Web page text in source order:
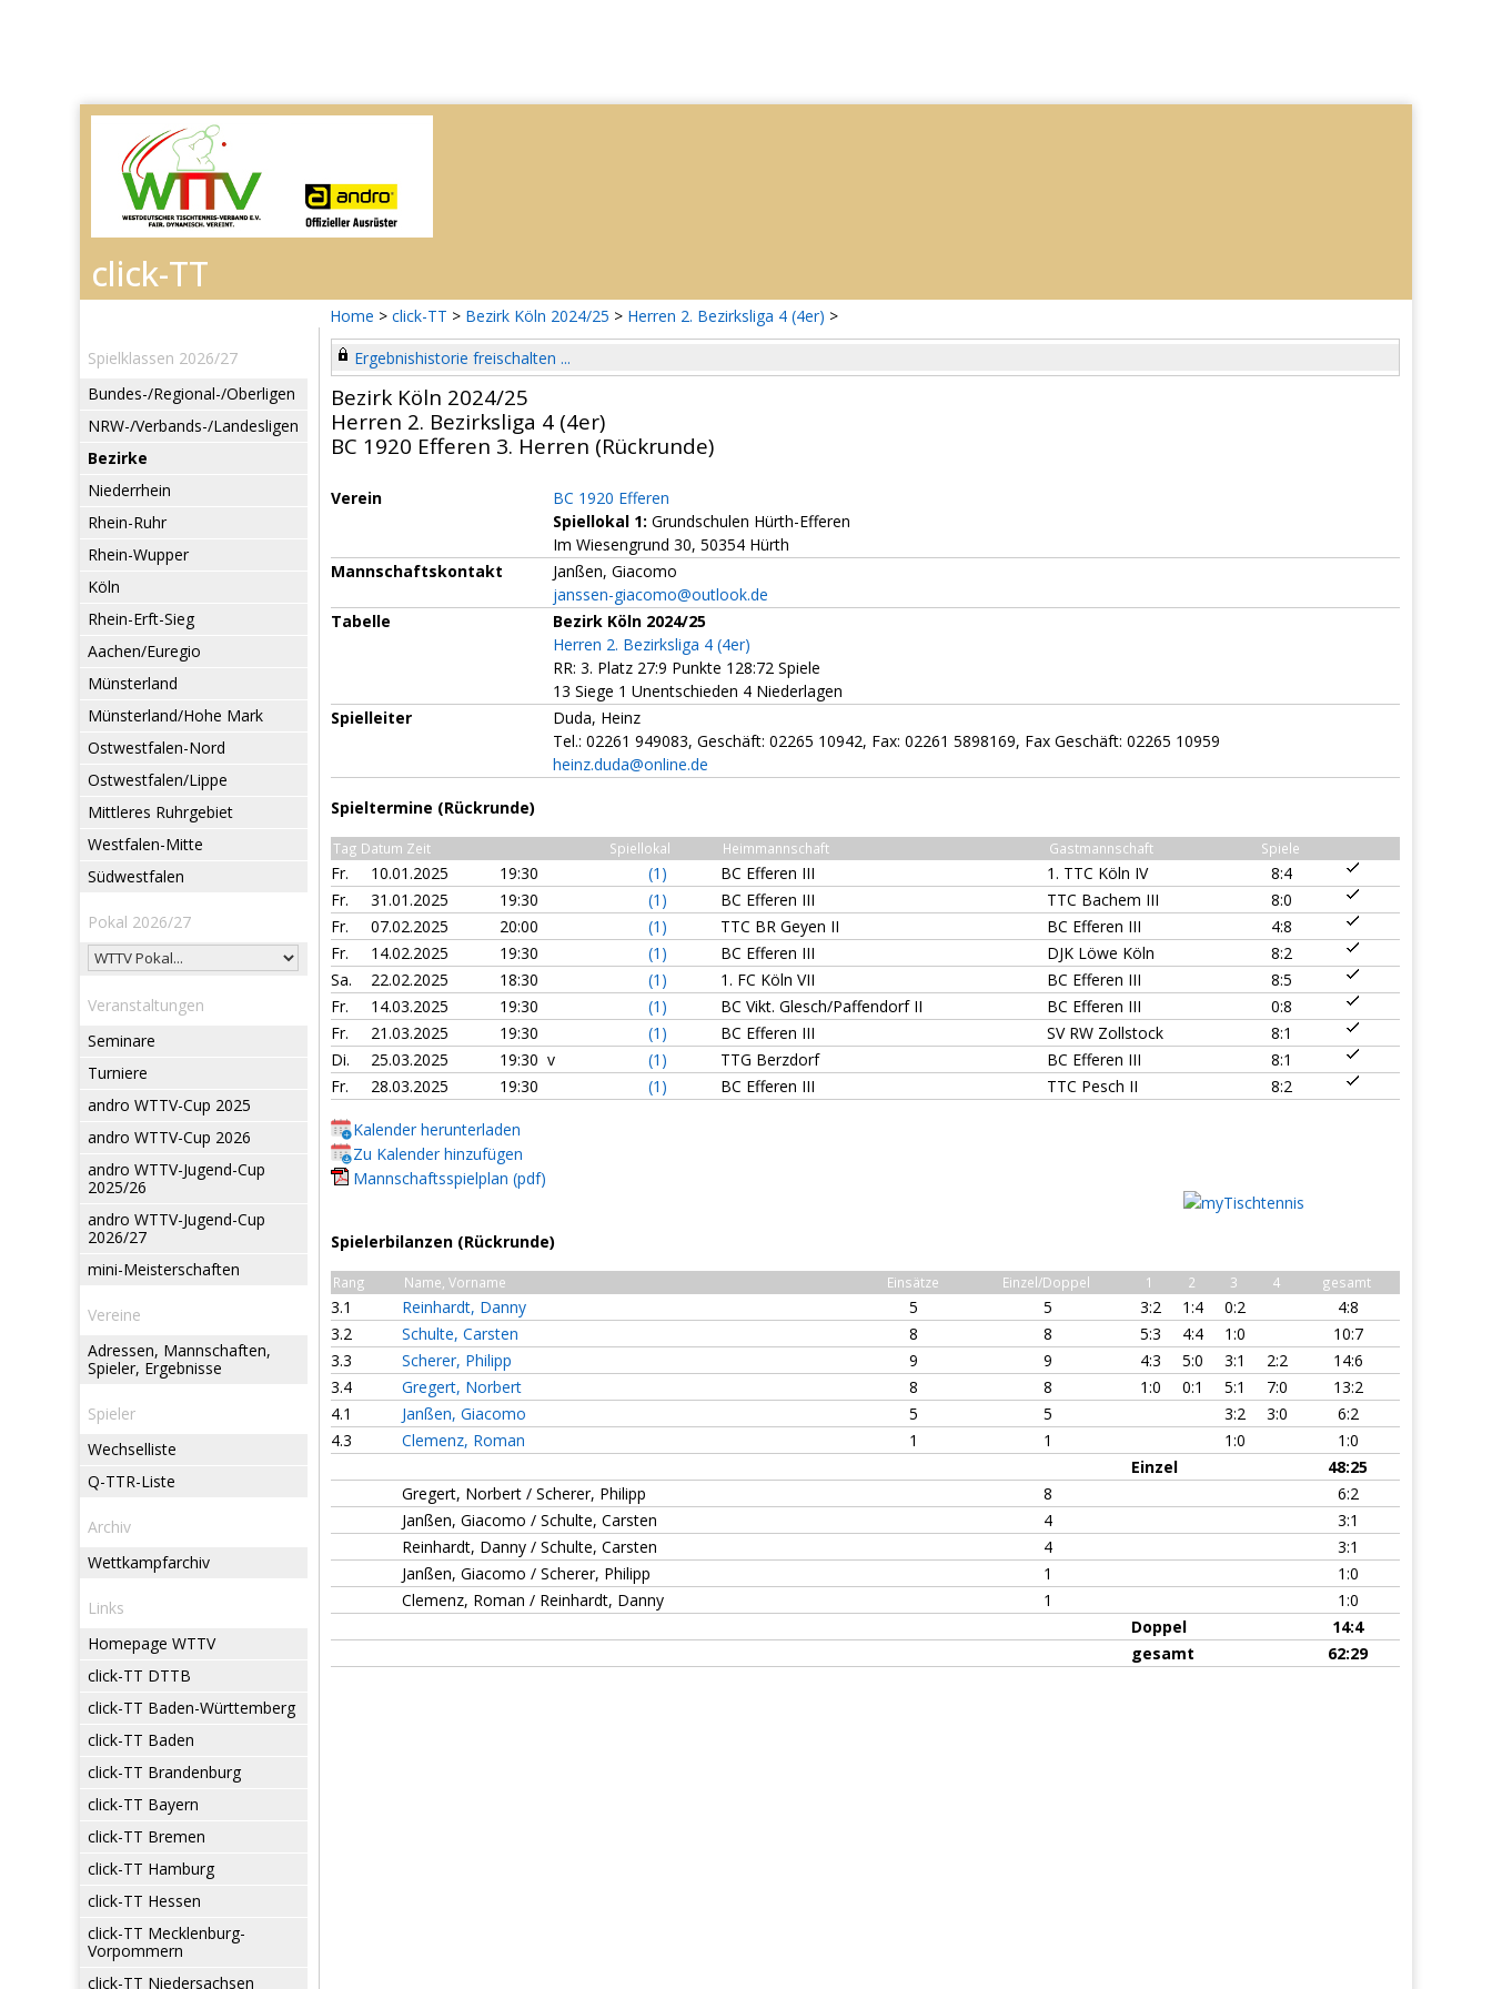
Home > click-TT > Bezirk Köln 2024/25 > Herren 2. Bezirksliga 4 (4er) >
Spielklassen 2026/27
Bundes-/Regional-/Oberligen
NRW-/Verbands-/Landesligen
Bezirke
Niederrhein
Rhein-Ruhr
Rhein-Wupper
Köln
Rhein-Erft-Sieg
Aachen/Euregio
Münsterland
Münsterland/Hohe Mark
Ostwestfalen-Nord
Ostwestfalen/Lippe
Mittleres Ruhrgebiet
Westfalen-Mitte
Südwestfalen
Pokal 2026/27
Veranstaltungen
Seminare
Turniere
andro WTTV-Cup 2025
andro WTTV-Cup 2026
andro WTTV-Jugend-Cup
2025/26
andro WTTV-Jugend-Cup
2026/27
mini-Meisterschaften
Vereine
Adressen, Mannschaften,
Spieler, Ergebnisse
Spieler
Wechselliste
Q-TTR-Liste
Archiv
Wettkampfarchiv
Links
Homepage WTTV
click-TT DTTB
click-TT Baden-Württemberg
click-TT Baden
click-TT Brandenburg
click-TT Bayern
click-TT Bremen
click-TT Hamburg
click-TT Hessen
click-TT Mecklenburg-
Vorpommern
click-TT Niedersachsen
Ergebnishistorie freischalten ...
Bezirk Köln 2024/25
Herren 2. Bezirksliga 4 (4er)
BC 1920 Efferen 3. Herren (Rückrunde)
Verein
BC 1920 Efferen
Spiellokal 1: Grundschulen Hürth-Efferen
Im Wiesengrund 30, 50354 Hürth
Mannschaftskontakt
Janßen, Giacomo
janssen-giacomo@outlook.de
Tabelle
Bezirk Köln 2024/25
Herren 2. Bezirksliga 4 (4er)
RR: 3. Platz 27:9 Punkte 128:72 Spiele
13 Siege 1 Unentschieden 4 Niederlagen
Spielleiter
Duda, Heinz
Tel.: 02261 949083, Geschäft: 02265 10942, Fax: 02261 5898169, Fax Geschäft: 02265 10959
heinz.duda@online.de
Spieltermine (Rückrunde)
Tag Datum Zeit Spiellokal Heimmannschaft Gastmannschaft Spiele
Fr. 10.01.2025 19:30 (1) BC Efferen III 1. TTC Köln IV
8:4
Fr.
31.01.2025 19:30 (1) BC Efferen III TTC Bachem III
8:0
Fr.
07.02.2025 20:00 (1) TTC BR Geyen II BC Efferen III
4:8
Fr.
14.02.2025 19:30 (1) BC Efferen III DJK Löwe Köln
8:2
Sa.
22.02.2025 18:30 (1) 1. FC Köln VII BC Efferen III
8:5
Fr.
14.03.2025 19:30 (1) BC Vikt. Glesch/Paffendorf II BC Efferen III
0:8
Fr.
21.03.2025 19:30 (1) BC Efferen III SV RW Zollstock
8:1
Di.
25.03.2025 19:30 v (1) TTG Berzdorf BC Efferen III
8:1
Fr.
28.03.2025 19:30 (1) BC Efferen III TTC Pesch II 8:2
Kalender herunterladen
Zu Kalender hinzufügen
Mannschaftsspielplan (pdf)
Spielerbilanzen (Rückrunde)
Rang Name, Vorname Einsätze Einzel/Doppel 1 2 3 4 gesamt
3.1 Reinhardt, Danny 5 5 3:2 1:4 0:2
4:8
3.2
Schulte, Carsten 8 8 5:3 4:4 1:0
10:7
3.3
Scherer, Philipp 9 9 4:3 5:0 3:1 2:2
14:6
3.4
Gregert, Norbert 8 8 1:0 0:1 5:1 7:0
13:2
4.1
Janßen, Giacomo 5 5 3:2 3:0
6:2
4.3
Clemenz, Roman 1 1 1:0
1:0
Einzel
48:25
Gregert, Norbert / Scherer, Philipp
8
6:2
Janßen, Giacomo / Schulte, Carsten
4
3:1
Reinhardt, Danny / Schulte, Carsten
4
3:1
Janßen, Giacomo / Scherer, Philipp
1
1:0
Clemenz, Roman / Reinhardt, Danny
1
1:0
Doppel
14:4
gesamt
62:29